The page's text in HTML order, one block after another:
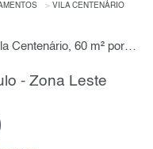
VILA CENTENÁRIO
Apartamento, 3 Quartos à Venda, Vila Centenário, 60 m² por R$ 710.000,00
- Zona Leste